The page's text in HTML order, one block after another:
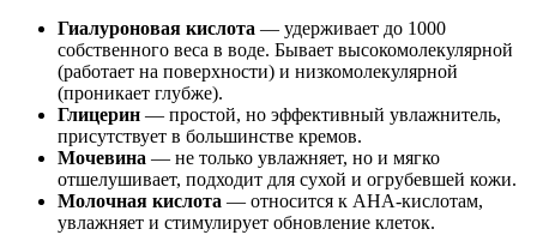
Гиалуроновая кислота — удерживает до 1000
собственного веса в воде. Бывает высокомолекулярной
(работает на поверхности) и низкомолекулярной
(проникает глубже).
Глицерин — простой, но эффективный увлажнитель,
присутствует в большинстве кремов.
Мочевина — не только увлажняет, но и мягко
отшелушивает, подходит для сухой и огрубевшей кожи.
Молочная кислота — относится к AHA-кислотам,
увлажняет и стимулирует обновление клеток.